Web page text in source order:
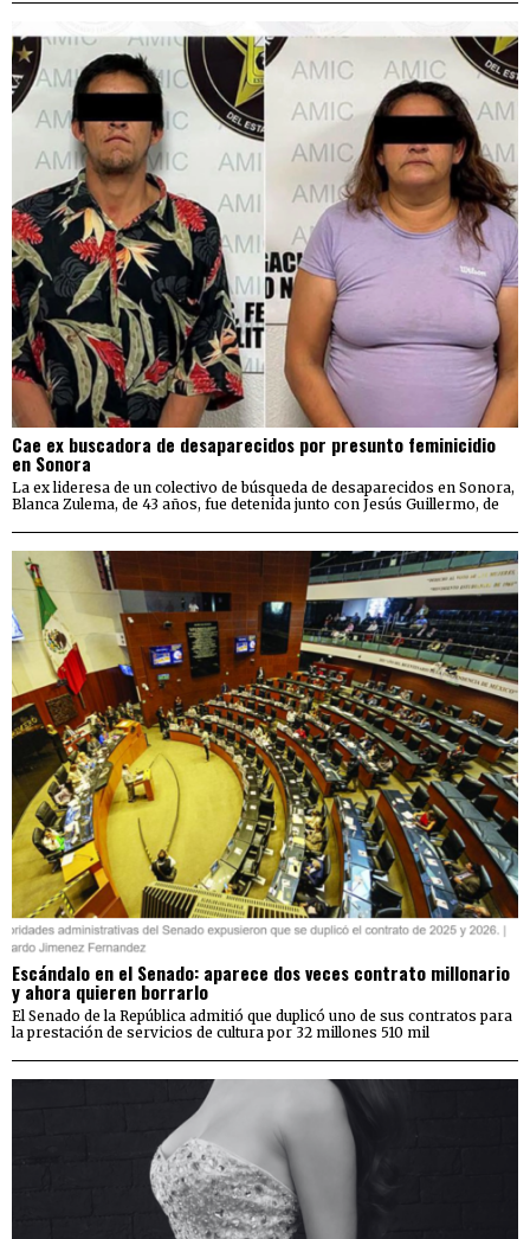
Cae ex buscadora de desaparecidos por presunto feminicidio
en Sonora
La ex lideresa de un colectivo de búsqueda de desaparecidos en Sonora,
Blanca Zulema, de 43 años, fue detenida junto con Jesús Guillermo, de
Escándalo en el Senado: aparece dos veces contrato millonario
y ahora quieren borrarlo
El Senado de la República admitió que duplicó uno de sus contratos para
la prestación de servicios de cultura por 32 millones 510 mil